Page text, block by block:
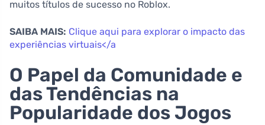
muitos títulos de sucesso no Roblox.
SAIBA MAIS: Clique aqui para explorar o impacto das
experiências virtuais</a
O Papel da Comunidade e
das Tendências na
Popularidade dos Jogos